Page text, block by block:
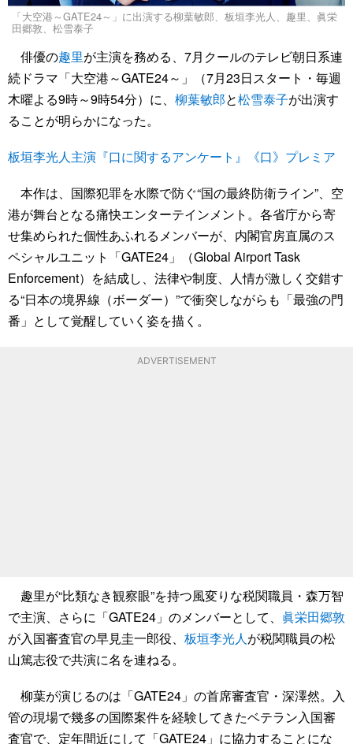
「大空港～GATE24～」に出演する柳葉敏郎、板垣李光人、趣里、眞栄
田郷敦、松雪泰子
俳優の趣里が主演を務める、7月クールのテレビ朝日系連
続ドラマ「大空港～GATE24～」（7月23日スタート・毎週
木曜よる9時～9時54分）に、 柳葉敏郎と松雪泰子が出演す
ることが明らかになった。
板垣李光人主演『口に関するアンケート』《口》プレミア
本作は、国際犯罪を水際で防ぐ“国の最終防衛ライン”、空
港が舞台となる痛快エンターテインメント。各省庁から寄
せ集められた個性あふれるメンバーが、内閣官房直属のス
ペシャルユニット「GATE24」（Global Airport Task
Enforcement）を結成し、法律や制度、人情が激しく交錯す
る“日本の境界線（ボーダー）”で衝突しながらも「最強の門
番」として覚醒していく姿を描く。
ADVERTISEMENT
趣里が“比類なき観察眼”を持つ風変りな税関職員・森万智
で主演、さらに「GATE24」のメンバーとして、 眞栄田郷敦
が入国審査官の早見圭一郎役、 板垣李光人 が税関職員の松
山篤志役で共演に名を連ねる。
柳葉が演じるのは「GATE24」の首席審査官・深澤然。入
管の現場で幾多の国際案件を経験してきたベテラン入国審
査官で、定年間近にして「GATE24」に協力することにな